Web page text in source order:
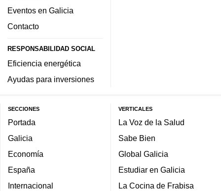
Eventos en Galicia
Contacto
RESPONSABILIDAD SOCIAL
Eficiencia energética
Ayudas para inversiones
SECCIONES
Portada
Galicia
Economía
España
Internacional
VERTICALES
La Voz de la Salud
Sabe Bien
Global Galicia
Estudiar en Galicia
La Cocina de Frabisa